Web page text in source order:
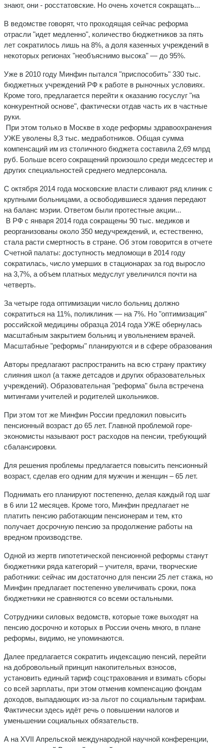
знают, они - росстатовские. Но очень хочется сокращать...
В ведомстве говорят, что проходящая сейчас реформа
отрасли "идет медленно", количество бюджетников за пять
лет сократилось лишь на 8%, а доля казенных учреждений в
некоторых регионах "необъяснимо высока" — до 95%.
Уже в 2010 году Минфин пытался "приспособить" 330 тыс.
бюджетных учреждений РФ к работе в рыночных условиях.
Кроме того, предлагается перейти к оказанию госуслуг "на
конкурентной основе", фактически отдав часть их в частные
руки.
При этом только в Москве в ходе реформы здравоохранения
УЖЕ уволены 8,3 тыс. медработников. Общая сумма
компенсаций им из столичного бюджета составила 2,69 млрд
руб. Больше всего сокращений произошло среди медсестер и
других специальностей среднего медперсонала.
С октября 2014 года московские власти сливают ряд клиник с
крупными больницами, а освободившиеся здания передают
на баланс мэрии. Ответом были протестные акции...
В РФ с января 2014 года сокращены 90 тыс. медиков и
реорганизованы около 350 медучреждений, и, естественно,
стала расти смертность в стране. Об этом говорится в отчете
Счетной палаты: доступность медпомощи в 2014 году
сократилась, число умерших в стационарах за год выросло
на 3,7%, а объем платных медуслуг увеличился почти на
четверть.
За четыре года оптимизации число больниц должно
сократиться на 11%, поликлиник — на 7%. Но "оптимизация"
российской медицины образца 2014 года УЖЕ обернулась
масштабным закрытием больниц и увольнением врачей.
Масштабные "реформы" планируются и в сфере образования
Авторы предлагают распространить на всю страну практику
слияния школ (а также детсадов и других образовательных
учреждений). Образовательная "реформа" была встречена
митингами учителей и родителей школьников.
При этом тот же Минфин России предложил повысить
пенсионный возраст до 65 лет. Главной проблемой горе-
экономисты называют рост расходов на пенсии, требующий
сбалансировки.
Для решения проблемы предлагается повысить пенсионный
возраст, сделав его одним для мужчин и женщин – 65 лет.
Поднимать его планируют постепенно, делая каждый год шаг
в 6 или 12 месяцев. Кроме того, Минфин предлагает не
платить пенсию работающим пенсионерам и тем, кто
получает досрочную пенсию за продолжение работы на
вредном производстве.
Одной из жертв гипотетической пенсионной реформы станут
бюджетники ряда категорий – учителя, врачи, творческие
работники: сейчас им достаточно для пенсии 25 лет стажа, но
Минфин предлагает постепенно увеличивать сроки, пока
бюджетники не сравняются со всеми остальными.
Сотрудники силовых ведомств, которые тоже выходят на
пенсию досрочно и которых в России очень много, в плане
реформы, видимо, не упоминаются.
Далее предлагается сократить индексацию пенсий, перейти
на добровольный принцип накопительных взносов,
установить единый тариф соцстрахования и взимать сборы
со всей зарплаты, при этом отменив компенсацию фондам
доходов, выпадающих из-за льгот по социальным тарифам.
Фактически здесь идёт речь о повышении налогов и
уменьшении социальных обязательств.
А на XVII Апрельской международной научной конференции,